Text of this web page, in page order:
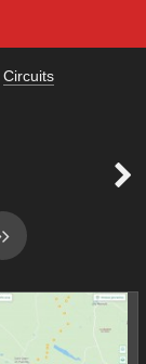
Circuits
